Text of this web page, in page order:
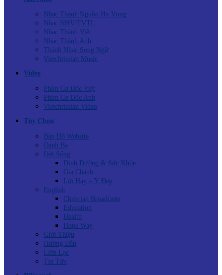
Nhạc Thánh Nguồn Hy Vọng
Nhạc NHV/TVTL
Nhạc Thánh Việt
Nhạc Thánh Anh
Thánh Nhạc Song Ngữ
Vietchristian Music
Video
Phim Cơ Đốc Việt
Phim Cơ Đốc Anh
Vietchristian Video
Tùy Chọn
Bản Đồ Website
Danh Bạ
Đời Sống
Dinh Dưỡng & Sức Khỏe
Gia Chánh
Lời Hay – Ý Đẹp
English
Christian Broadcasts
Education
Health
Hope Way
Giới Thiệu
Hướng Dẫn
Liên Lạc
Tin Tức